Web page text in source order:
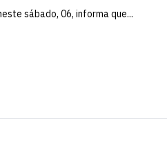
sábado, 06, informa que...